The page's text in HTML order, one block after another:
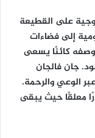
على القطيعة
إلى فضاءات
كائنًا يسعى
جان فالجان
الوعي والرحمة.
معلقًا حيث يبقى